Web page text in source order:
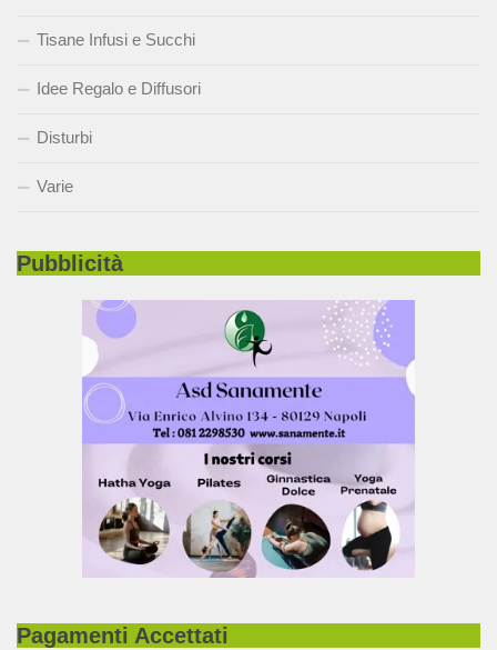
Tisane Infusi e Succhi
Idee Regalo e Diffusori
Disturbi
Varie
Pubblicità
Pagamenti Accettati